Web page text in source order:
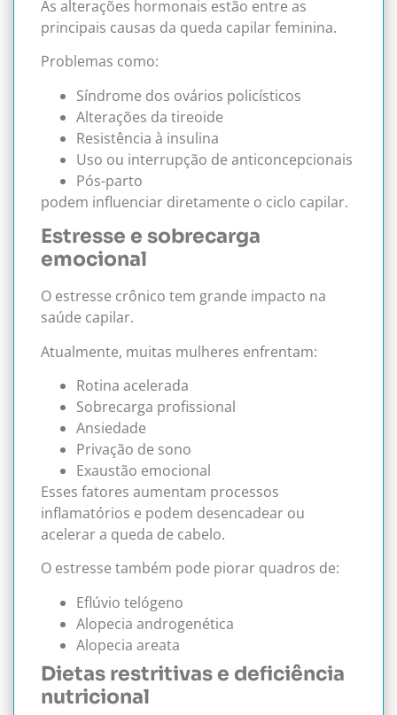
As alterações hormonais estão entre as
principais causas da queda capilar feminina.
Problemas como:
Síndrome dos ovários policísticos
Alterações da tireoide
Resistência à insulina
Uso ou interrupção de anticoncepcionais
Pós-parto
podem influenciar diretamente o ciclo capilar.
Estresse e sobrecarga
emocional
O estresse crônico tem grande impacto na
saúde capilar.
Atualmente, muitas mulheres enfrentam:
Rotina acelerada
Sobrecarga profissional
Ansiedade
Privação de sono
Exaustão emocional
Esses fatores aumentam processos
inflamatórios e podem desencadear ou
acelerar a queda de cabelo.
O estresse também pode piorar quadros de:
Eflúvio telógeno
Alopecia androgenética
Alopecia areata
Dietas restritivas e deficiência
nutricional